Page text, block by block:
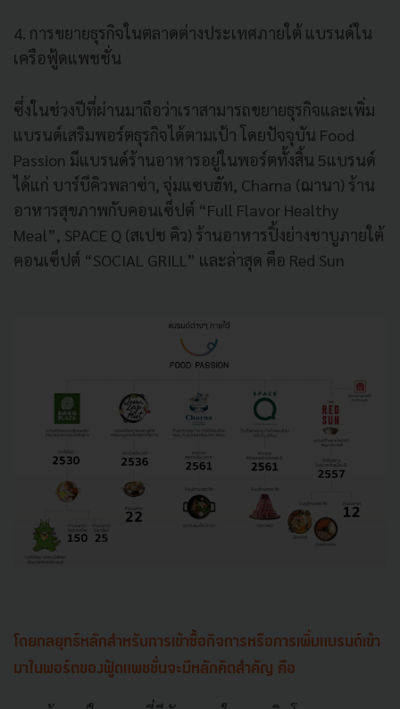
4. การขยายธุรกิจในตลาดต่างประเทศภายใต้ แบรนด์ใน
เครือฟู้ดแพชชั่น
ซึ่งในช่วงปีที่ผ่านมาถือว่าเราสามารถขยายธุรกิจและเพิ่ม
แบรนด์เสริมพอร์ตธุรกิจได้ตามเป้า โดยปัจจุบัน Food
Passion มีแบรนด์ร้านอาหารอยู่ในพอร์ตทั้งสิ้น 5แบรนด์
ได้แก่ บาร์บีคิวพลาซ่า, จุ่มแซบฮัท, Charna (ฌานา) ร้าน
อาหารสุขภาพกับคอนเซ็ปต์ “Full Flavor Healthy
Meal”, SPACE Q (สเปช คิว) ร้านอาหารปิ้งย่างชาบูภายใต้
คอนเซ็ปต์ “SOCIAL GRILL” และล่าสุด คือ Red Sun
โดยกลยุทธ์หลักสำหรับการเข้าซื้อกิจการหรือการเพิ่มแบรนด์เข้า
มาในพอร์ตของฟู้ดแพชชั่นจะมีหลักคิดสำคัญ คือ